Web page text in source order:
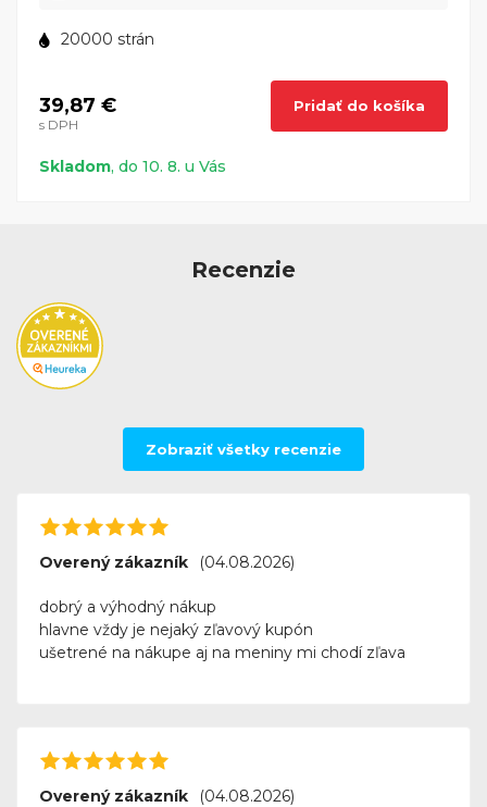
20000 strán
39,87 €
s DPH
Pridať do košíka
Skladom, do 10. 8. u Vás
Recenzie
Zobraziť všetky recenzie
Overený zákazník (04.08.2026)
dobrý a výhodný nákup
hlavne vždy je nejaký zľavový kupón
ušetrené na nákupe aj na meniny mi chodí zľava
Overený zákazník (04.08.2026)